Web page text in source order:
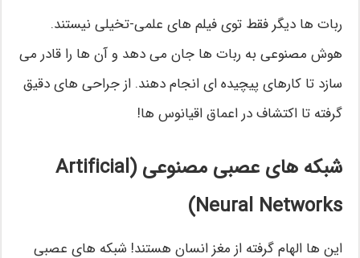
ربات ها دیگر فقط توی فیلم های علمی-تخیلی نیستند.
هوش مصنوعی به ربات ها جان می دهد و آن ها را قادر می
سازد تا کارهای پیچیده ای انجام دهند. از جراحی های دقیق
گرفته تا اکتشاف در اعماق اقیانوس ها!
شبکه های عصبی مصنوعی (Artificial
Neural Networks)
این ها الهام گرفته از مغز انسان هستند! شبکه های عصبی